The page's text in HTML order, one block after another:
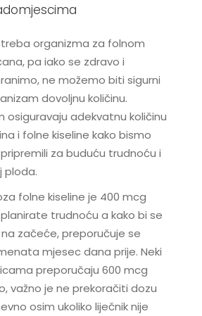
organizma za folnom
pa iako se zdravo i
ne možemo biti sigurni
dovoljnu količinu.
osiguravaju adekvatnu količinu
i folne kiseline kako bismo
za buduću trudnoću i
ploda.
folne kiseline je 400 mcg
trudnoću a kako bi se
začeće, preporučuje se
mjesec dana prije. Neki
preporučaju 600 mcg
važno je ne prekoračiti dozu
osim ukoliko liječnik nije